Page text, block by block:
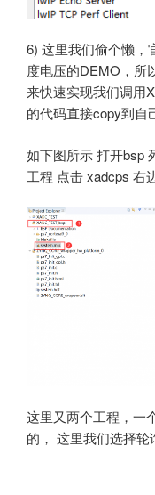
6) 这里我们偷个懒，
度电压的DEMO，所
来快速实现我们调用
的代码直接copy到自
如下图所示 打开bsp
工程 点击 xadcps 右
这里又两个工程，一
的， 这里我们选择轮